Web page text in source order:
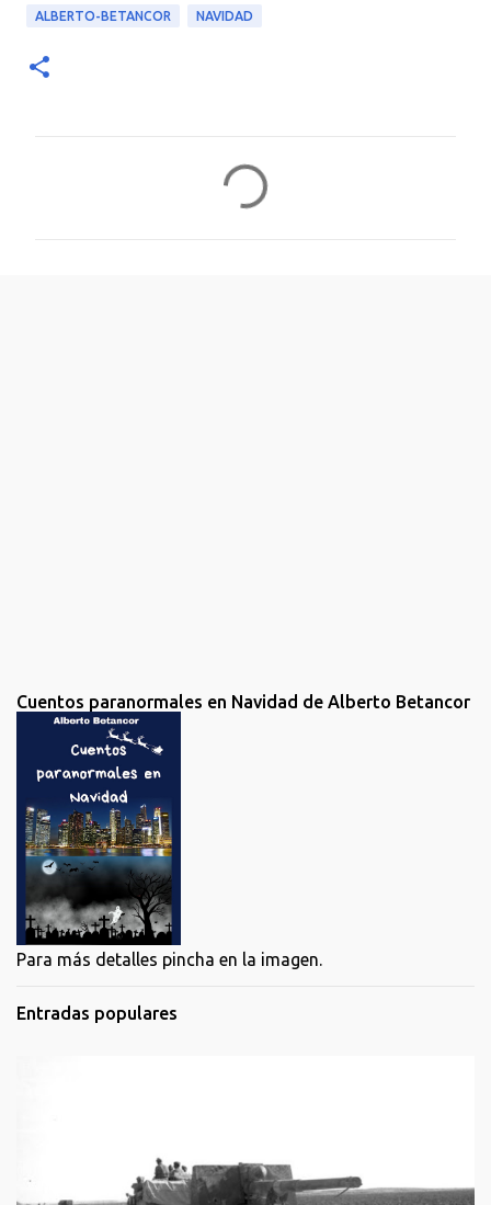
ALBERTO-BETANCOR NAVIDAD
Cuentos paranormales en Navidad de Alberto Betancor
Para más detalles pincha en la imagen.
Entradas populares